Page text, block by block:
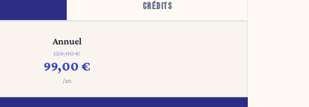
CRÉDITS
Annuel
120,00 €
99,00 €
/an